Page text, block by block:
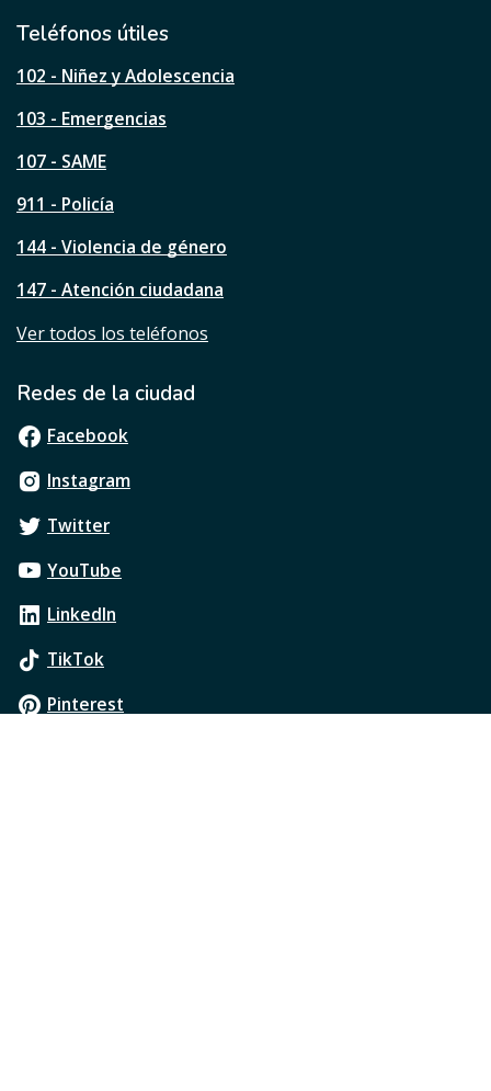
l
s
a
á
i
a
Teléfonos útiles
102 - Niñez y Adolescencia
103 - Emergencias
107 - SAME
911 - Policía
144 - Violencia de género
147 - Atención ciudadana
Ver todos los teléfonos
Redes de la ciudad
Facebook
Instagram
Twitter
YouTube
LinkedIn
TikTok
Pinterest